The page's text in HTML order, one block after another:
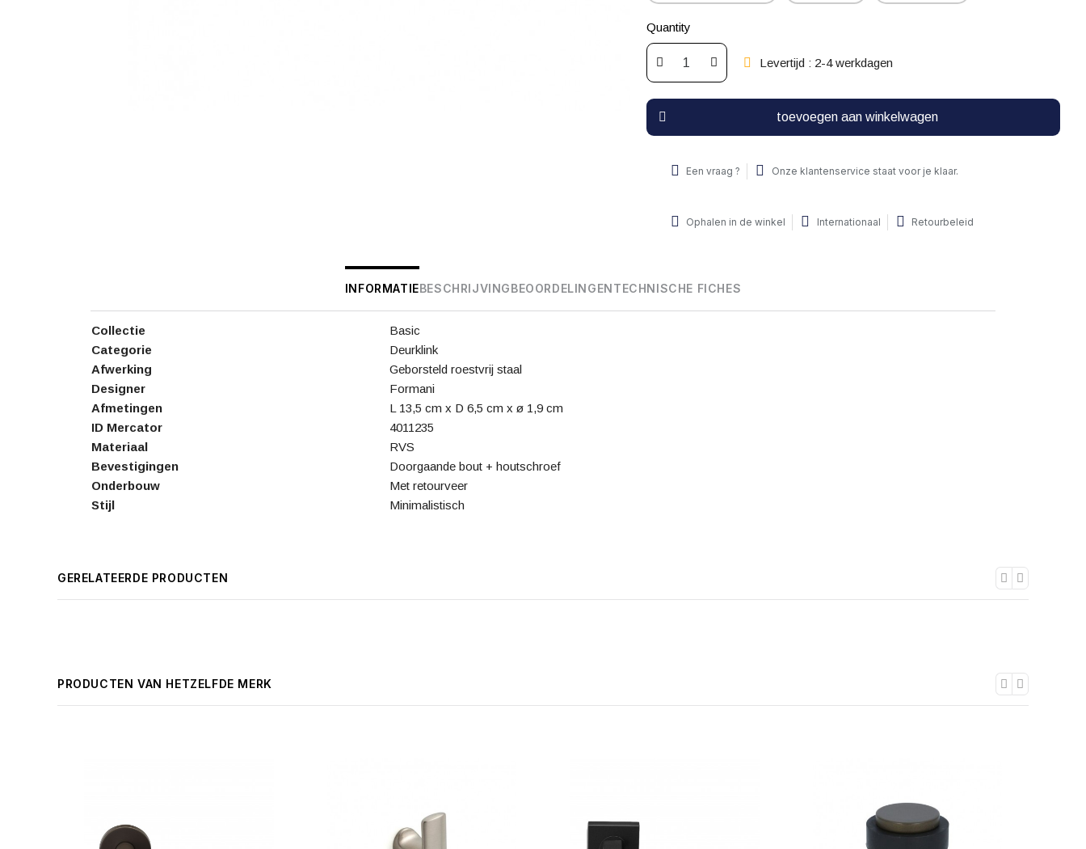
Quantity
Levertijd : 2-4 werkdagen
toevoegen aan winkelwagen
Een vraag ? Onze klantenservice staat voor je klaar.
Ophalen in de winkel Internationaal Retourbeleid
INFORMATIEBESCHRIJVINGBEOORDELINGENTECHNISCHE FICHES
Collectie
Basic
Categorie
Deurklink
Afwerking
Geborsteld roestvrij staal
Designer
Formani
Afmetingen
L 13,5 cm x D 6,5 cm x ø 1,9 cm
ID Mercator
4011235
Materiaal
RVS
Bevestigingen
Doorgaande bout + houtschroef
Onderbouw
Met retourveer
Stijl
Minimalistisch
GERELATEERDE PRODUCTEN
PRODUCTEN VAN HETZELFDE MERK